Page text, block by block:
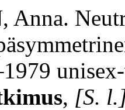
Anna.
, [S.